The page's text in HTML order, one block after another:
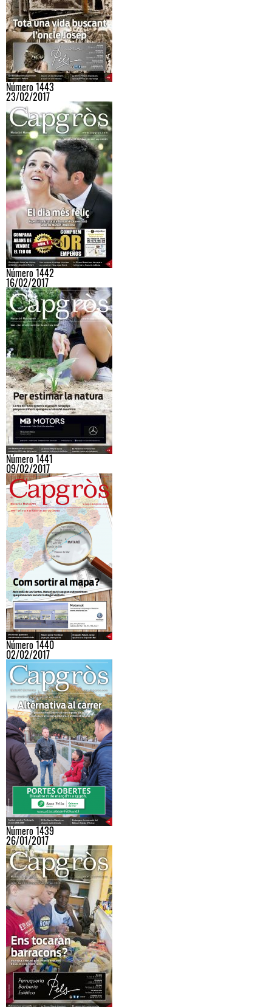
Número 1443
23/02/2017
Número 1442
16/02/2017
Número 1441
09/02/2017
Número 1440
02/02/2017
Número 1439
26/01/2017